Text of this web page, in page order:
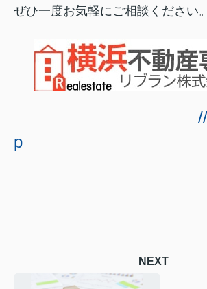
ぜひ一度お気軽にご相談ください。
p
NEXT